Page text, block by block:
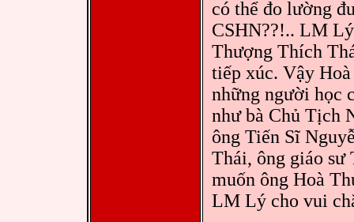
có thể đo lường
CSHN??!.. LM
Thượng Thích
tiếp xúc. Vậy
những người học
như bà Chủ Tịch
ông Tiến Sĩ
Thái, ông giáo
muốn ông Hoà
LM Lý cho vui